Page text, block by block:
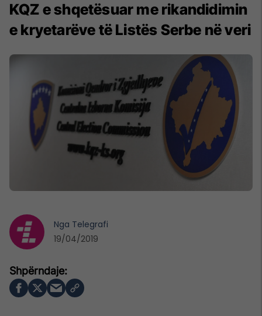
KQZ e shqetësuar me rikandidimin
e kryetarëve të Listës Serbe në veri
Nga Telegrafi
19/04/2019